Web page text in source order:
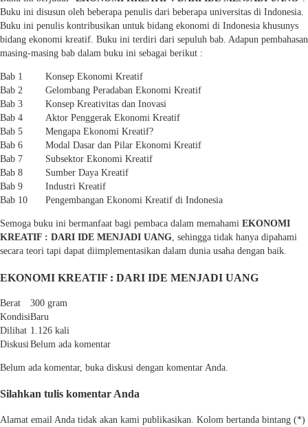
Buku ini disusun oleh beberapa penulis dari beberapa universitas di Indonesia.
Buku ini penulis kontribusikan untuk bidang ekonomi di Indonesia khusunys
bidang ekonomi kreatif. Buku ini terdiri dari sepuluh bab. Adapun pembahasan
masing-masing bab dalam buku ini sebagai berikut :
Bab 1
Konsep Ekonomi Kreatif
Bab 2
Gelombang Peradaban Ekonomi Kreatif
Bab 3
Konsep Kreativitas dan Inovasi
Bab 4
Aktor Penggerak Ekonomi Kreatif
Bab 5
Mengapa Ekonomi Kreatif?
Bab 6
Modal Dasar dan Pilar Ekonomi Kreatif
Bab 7
Subsektor Ekonomi Kreatif
Bab 8
Sumber Daya Kreatif
Bab 9
Industri Kreatif
Bab 10
Pengembangan Ekonomi Kreatif di Indonesia
Semoga buku ini bermanfaat bagi pembaca dalam memahami EKONOMI
KREATIF : DARI IDE MENJADI UANG, sehingga tidak hanya dipahami
secara teori tapi dapat diimplementasikan dalam dunia usaha dengan baik.
EKONOMI KREATIF : DARI IDE MENJADI UANG
Berat
300 gram
KondisiBaru
Dilihat 1.126 kali
DiskusiBelum ada komentar
Belum ada komentar, buka diskusi dengan komentar Anda.
Silahkan tulis komentar Anda
Alamat email Anda tidak akan kami publikasikan. Kolom bertanda bintang (*)